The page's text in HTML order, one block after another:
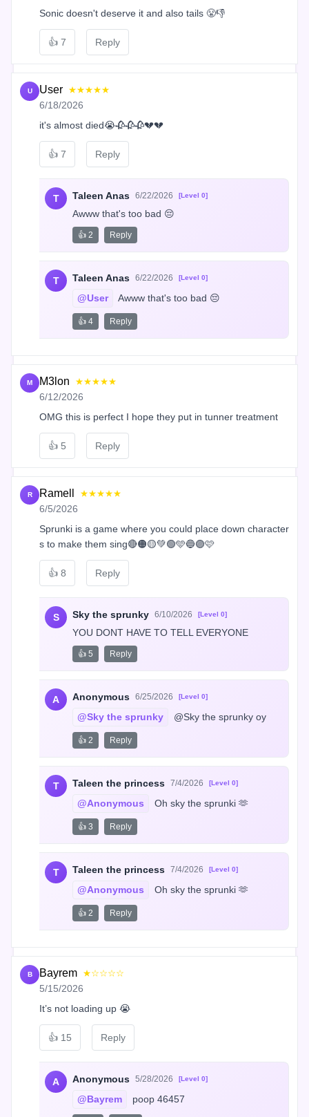
Sonic doesn't deserve it and also tails 😤👎
👍 7 Reply
U User ★★★★★
6/18/2026
it's almost died😭🥀🥀🥀💔💔
👍 7 Reply
T Taleen Anas 6/22/2026 [Level 0]
Awww that's too bad 😔
👍 2 Reply
T Taleen Anas 6/22/2026 [Level 0]
@User Awww that's too bad 😔
👍 4 Reply
M M3lon ★★★★★
6/12/2026
OMG this is perfect I hope they put in tunner treatment
👍 5 Reply
R Ramell ★★★★★
6/5/2026
Sprunki is a game where you could place down character
s to make them sing🔴🟠🟡💚🟢🩵🔵🟣🩷
👍 8 Reply
S Sky the sprunky 6/10/2026 [Level 0]
YOU DONT HAVE TO TELL EVERYONE
👍 5 Reply
A Anonymous 6/25/2026 [Level 0]
@Sky the sprunky @Sky the sprunky oy
👍 2 Reply
T Taleen the princess 7/4/2026 [Level 0]
@Anonymous Oh sky the sprunki 🫶
👍 3 Reply
T Taleen the princess 7/4/2026 [Level 0]
@Anonymous Oh sky the sprunki 🫶
👍 2 Reply
B Bayrem ★☆☆☆☆
5/15/2026
It’s not loading up 😭
👍 15 Reply
A Anonymous 5/28/2026 [Level 0]
@Bayrem poop 46457